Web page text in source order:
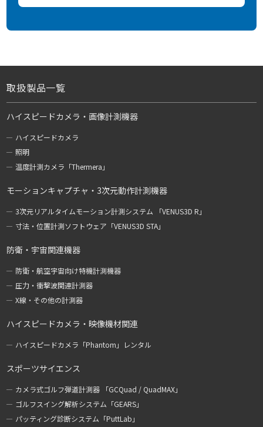
取扱製品一覧
ハイスピードカメラ・画像計測機器
ハイスピードカメラ
照明
温度計測カメラ「Thermera」
モーションキャプチャ・3次元動作計測機器
3次元リアルタイムモーション計測システム 「VENUS3D R」
寸法・位置計測ソフトウェア「VENUS3D STA」
防衛・宇宙関連機器
防衛・航空宇宙向け特機計測機器
圧力・衝撃波関連計測器
X線・その他の計測器
ハイスピードカメラ・映像機材関連
ハイスピードカメラ「Phantom」レンタル
スポーツサイエンス
カメラ式ゴルフ弾道計測器 「GCQuad / QuadMAX」
ゴルフスイング解析システム「GEARS」
パッティング診断システム「PuttLab」